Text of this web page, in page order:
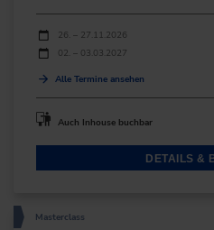
Durchführungen
Veranstaltungsdatum
26. – 27.11.2026
02. – 03.03.2027
Alle Termine ansehen
Auch Inhouse buchbar
DETAILS &
Masterclass